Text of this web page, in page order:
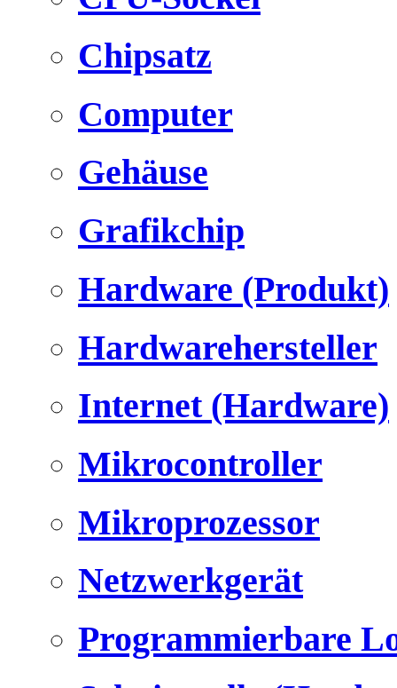
Chipsatz
Computer
Gehäuse
Grafikchip
Hardware (Produkt)
Hardwarehersteller
Internet (Hardware)
Mikrocontroller
Mikroprozessor
Netzwerkgerät
Programmierbare